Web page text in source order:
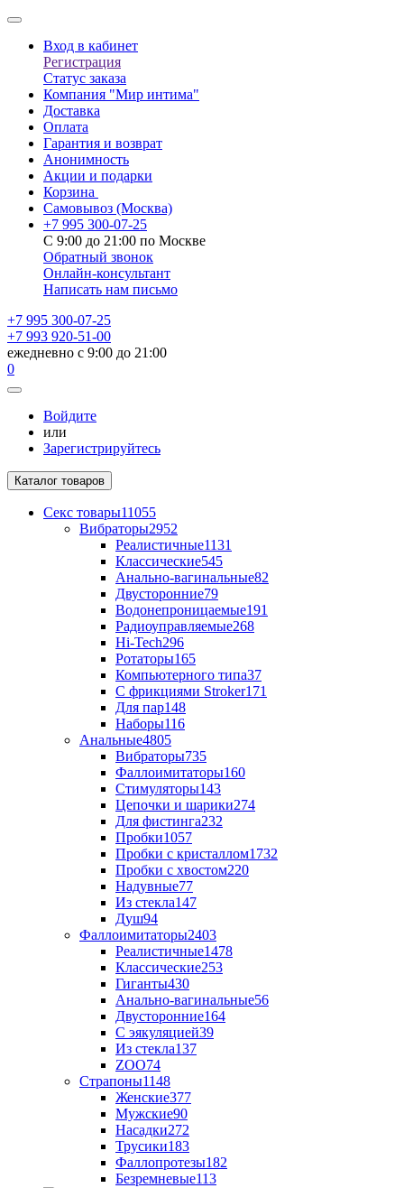
Вход в кабинет
Регистрация
Статус заказа
Компания "Мир интима"
Доставка
Оплата
Гарантия и возврат
Анонимность
Акции и подарки
Корзина
Самовывоз (Москва)
+7 995 300-07-25
С 9:00 до 21:00 по Москве
Обратный звонок
Онлайн-консультант
Написать нам письмо
+7 995 300-07-25
+7 993 920-51-00
ежедневно с 9:00 до 21:00
0
Войдите
или
Зарегистрируйтесь
Каталог товаров
Секс товары11055
Вибраторы2952
Реалистичные1131
Классические545
Анально-вагинальные82
Двусторонние79
Водонепроницаемые191
Радиоуправляемые268
Hi-Tech296
Ротаторы165
Компьютерного типа37
С фрикциями Stroker171
Для пар148
Наборы116
Анальные4805
Вибраторы735
Фаллоимитаторы160
Стимуляторы143
Цепочки и шарики274
Для фистинга232
Пробки1057
Пробки с кристаллом1732
Пробки с хвостом220
Надувные77
Из стекла147
Душ94
Фаллоимитаторы2403
Реалистичные1478
Классические253
Гиганты430
Анально-вагинальные56
Двусторонние164
С эякуляцией39
Из стекла137
ZOO74
Страпоны1148
Женские377
Мужские90
Насадки272
Трусики183
Фаллопротезы182
Безремневые113